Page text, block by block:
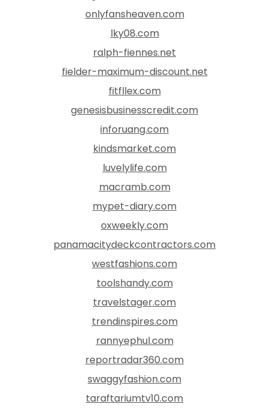
onlyfansheaven.com
lky08.com
ralph-fiennes.net
fielder-maximum-discount.net
fitfllex.com
genesisbusinesscredit.com
inforuang.com
kindsmarket.com
luvelylife.com
macramb.com
mypet-diary.com
oxweekly.com
panamacitydeckcontractors.com
westfashions.com
toolshandy.com
travelstager.com
trendinspires.com
rannyephul.com
reportradar360.com
swaggyfashion.com
taraftariumtv10.com